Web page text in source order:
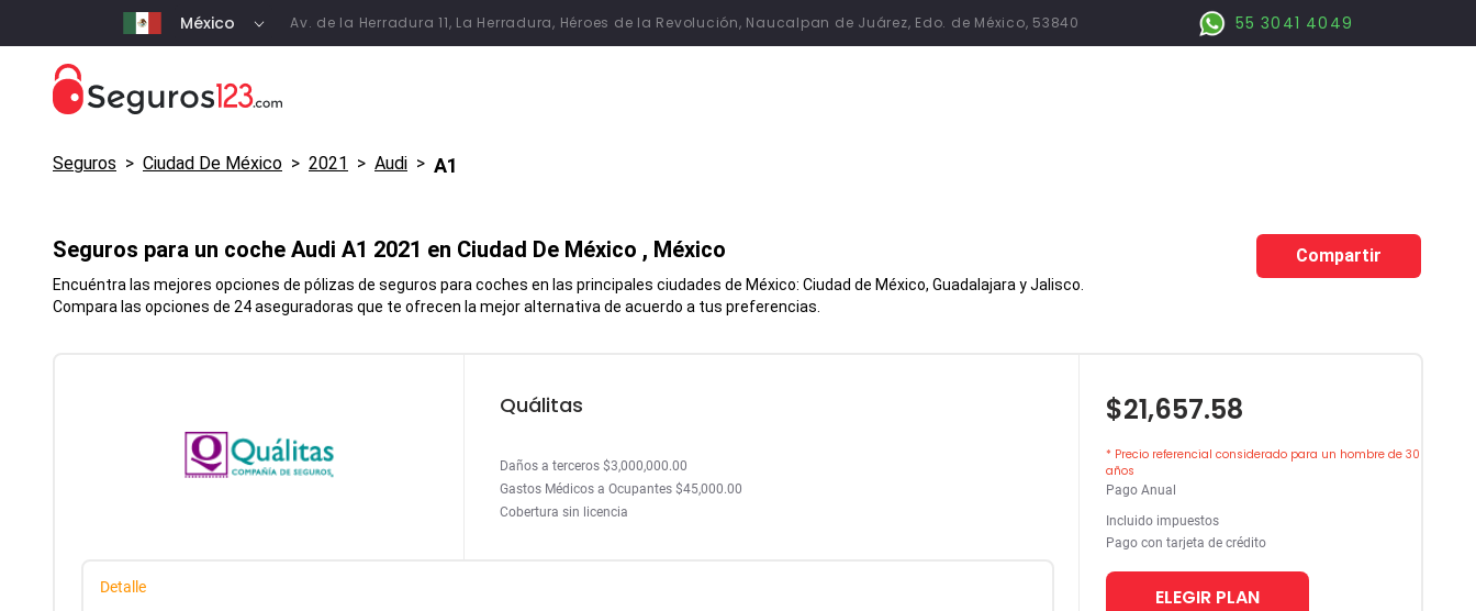
México Av. de la Herradura 11, La Herradura, Héroes de la Revolución, Naucalpan de Juárez, Edo. de México, 53840 55 3041 4049
Seguros > Ciudad De México > 2021 > Audi > A1
Seguros para un coche Audi A1 2021 en Ciudad De México , México
Encuéntra las mejores opciones de pólizas de seguros para coches en las principales ciudades de México: Ciudad de México, Guadalajara y Jalisco.
Compara las opciones de 24 aseguradoras que te ofrecen la mejor alternativa de acuerdo a tus preferencias.
Compartir
Quálitas
Daños a terceros $3,000,000.00
Gastos Médicos a Ocupantes $45,000.00
Cobertura sin licencia
Detalle
$21,657.58
* Precio referencial considerado para un hombre de 30
años
Pago Anual
Incluido impuestos
Pago con tarjeta de crédito
ELEGIR PLAN